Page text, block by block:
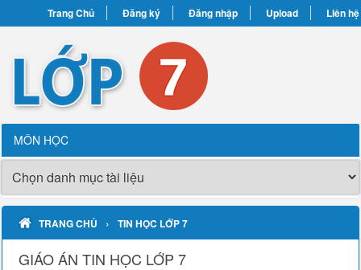
Trang Chủ Đăng ký Đăng nhập Upload Liên hệ
MÔN HỌC
TRANG CHỦ › TIN HỌC LỚP 7
GIÁO ÁN TIN HỌC LỚP 7